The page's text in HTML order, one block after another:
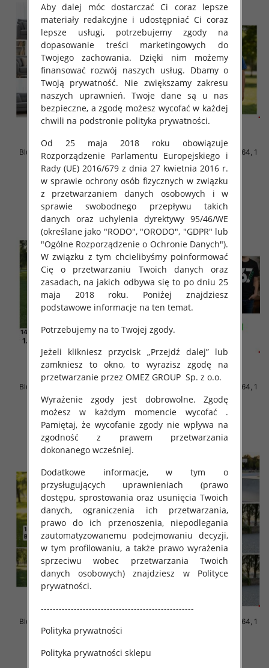
Bluzki chłopięce Roz 140-164, 1
kolor Paczka 5 szt
21.00 zł
szczegóły
Bluzki chłopięce Roz 140-164, 1
kolor Paczka 5 szt
19.00 zł
szczegóły
Bluzki chłopięce Roz 140-164, 1
kolor Paczka 5 szt
18.00 zł
szczegóły
Bluzki chłopięce Roz 140-164, 1
kolor Paczka 5 szt
17.00 zł
szczegóły
Bluzki chłopięce Roz 140-164, 1
kolor Paczka 5 szt
17.00 zł
Bluzki chłopięce Roz 140-164, 1
Aby dalej móc dostarczać Ci coraz lepsze
materiały redakcyjne i udostępniać Ci coraz
lepsze usługi, potrzebujemy zgody na
dopasowanie treści marketingowych do
Twojego zachowania. Dzięki nim możemy
finansować rozwój naszych usług. Dbamy o
Twoją prywatność. Nie zwiększamy zakresu
naszych uprawnień. Twoje dane są u nas
bezpieczne, a zgodę możesz wycofać w każdej
chwili na podstronie polityka prywatności.
Od 25 maja 2018 roku obowiązuje
Rozporządzenie Parlamentu Europejskiego i
Rady (UE) 2016/679 z dnia 27 kwietnia 2016 r.
w sprawie ochrony osób fizycznych w związku
z przetwarzaniem danych osobowych i w
sprawie swobodnego przepływu takich
danych oraz uchylenia dyrektywy 95/46/WE
(określane jako "RODO", "ORODO", "GDPR" lub
"Ogólne Rozporządzenie o Ochronie Danych").
W związku z tym chcielibyśmy poinformować
Cię o przetwarzaniu Twoich danych oraz
zasadach, na jakich odbywa się to po dniu 25
maja 2018 roku. Poniżej znajdziesz
podstawowe informacje na ten temat.
Potrzebujemy na to Twojej zgody.
Jeżeli klikniesz przycisk „Przejdź dalej” lub
zamkniesz to okno, to wyrazisz zgodę na
przetwarzanie przez OMEZ GROUP Sp. z o.o.
Wyrażenie zgody jest dobrowolne. Zgodę
możesz w każdym momencie wycofać .
Pamiętaj, że wycofanie zgody nie wpływa na
zgodność z prawem przetwarzania
dokonanego wcześniej.
Dodatkowe informacje, w tym o
przysługujących uprawnieniach (prawo
dostępu, sprostowania oraz usunięcia Twoich
danych, ograniczenia ich przetwarzania,
prawo do ich przenoszenia, niepodlegania
zautomatyzowanemu podejmowaniu decyzji,
w tym profilowaniu, a także prawo wyrażenia
sprzeciwu wobec przetwarzania Twoich
danych osobowych) znajdziesz w Polityce
prywatności.
---------------------------------------------------
Polityka prywatności
Polityka prywatności sklepu